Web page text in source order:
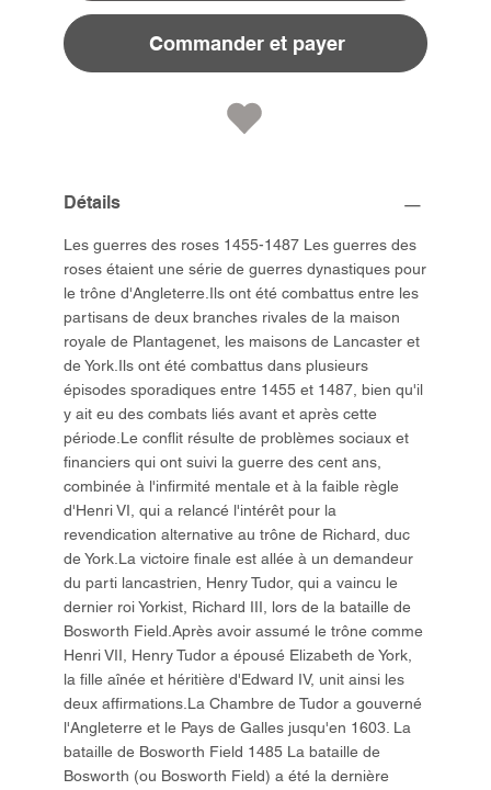
Commander et payer
Détails
Les guerres des roses 1455-1487 Les guerres des
roses étaient une série de guerres dynastiques pour
le trône d'Angleterre.Ils ont été combattus entre les
partisans de deux branches rivales de la maison
royale de Plantagenet, les maisons de Lancaster et
de York.Ils ont été combattus dans plusieurs
épisodes sporadiques entre 1455 et 1487, bien qu'il
y ait eu des combats liés avant et après cette
période.Le conflit résulte de problèmes sociaux et
financiers qui ont suivi la guerre des cent ans,
combinée à l'infirmité mentale et à la faible règle
d'Henri VI, qui a relancé l'intérêt pour la
revendication alternative au trône de Richard, duc
de York.La victoire finale est allée à un demandeur
du parti lancastrien, Henry Tudor, qui a vaincu le
dernier roi Yorkist, Richard III, lors de la bataille de
Bosworth Field.Après avoir assumé le trône comme
Henri VII, Henry Tudor a épousé Elizabeth de York,
la fille aînée et héritière d'Edward IV, unit ainsi les
deux affirmations.La Chambre de Tudor a gouverné
l'Angleterre et le Pays de Galles jusqu'en 1603. La
bataille de Bosworth Field 1485 La bataille de
Bosworth (ou Bosworth Field) a été la dernière